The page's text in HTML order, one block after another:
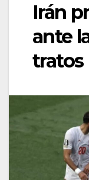
Irán
ante
tratos